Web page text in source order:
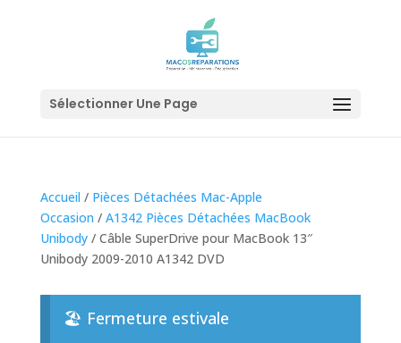
Sélectionner Une Page
Accueil / Pièces Détachées Mac-Apple
Occasion / A1342 Pièces Détachées MacBook
Unibody/ Câble SuperDrive pour MacBook 13″
Unibody 2009-2010 A1342 DVD
🏖️ Fermeture estivale